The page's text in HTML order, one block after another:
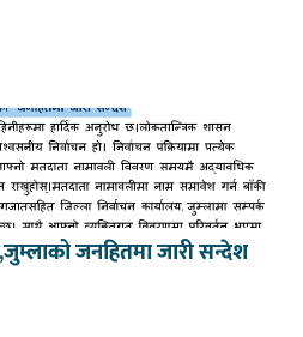
जनहितमा जारी सन्देश